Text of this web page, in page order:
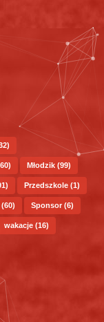
Młodzik (99)
Przedszkole (1)
(60) Sponsor (6)
wakacje (16)